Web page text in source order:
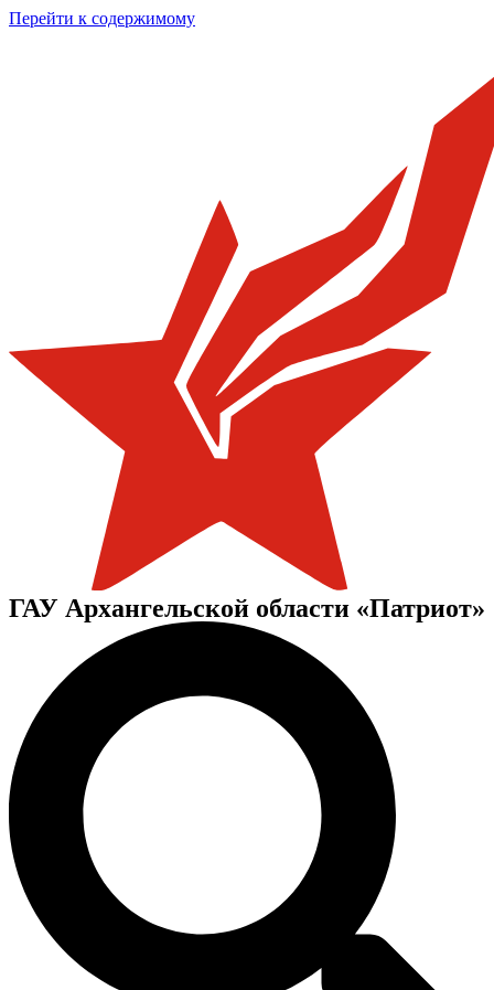
Перейти к содержимому
ГАУ Архангельской области «Патриот»